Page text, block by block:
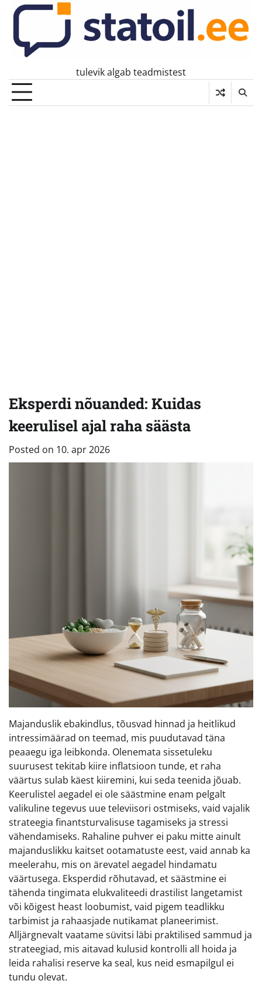
Skip
content
tulevik algab teadmistest
Eksperdi nõuanded: Kuidas
keerulisel ajal raha säästa
Posted on 10. apr 2026
Majanduslik ebakindlus, tõusvad hinnad ja heitlikud
intressimäärad on teemad, mis puudutavad täna
peaaegu iga leibkonda. Olenemata sissetuleku
suurusest tekitab kiire inflatsioon tunde, et raha
väärtus sulab käest kiiremini, kui seda teenida jõuab.
Keerulistel aegadel ei ole säästmine enam pelgalt
valikuline tegevus uue televiisori ostmiseks, vaid vajalik
strateegia finantsturvalisuse tagamiseks ja stressi
vähendamiseks. Rahaline puhver ei paku mitte ainult
majanduslikku kaitset ootamatuste eest, vaid annab ka
meelerahu, mis on ärevatel aegadel hindamatu
väärtusega. Eksperdid rõhutavad, et säästmine ei
tähenda tingimata elukvaliteedi drastilist langetamist
või kõigest heast loobumist, vaid pigem teadlikku
tarbimist ja rahaasjade nutikamat planeerimist.
Alljärgnevalt vaatame süvitsi läbi praktilised sammud ja
strateegiad, mis aitavad kulusid kontrolli all hoida ja
leida rahalisi reserve ka seal, kus neid esmapilgul ei
tundu olevat.